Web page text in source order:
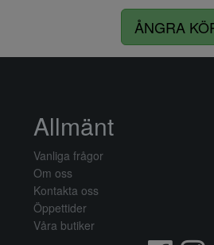
ÅNGRA
Allmänt
Vanliga frågor
Om oss
Kontakta oss
Öppettider
Våra butiker